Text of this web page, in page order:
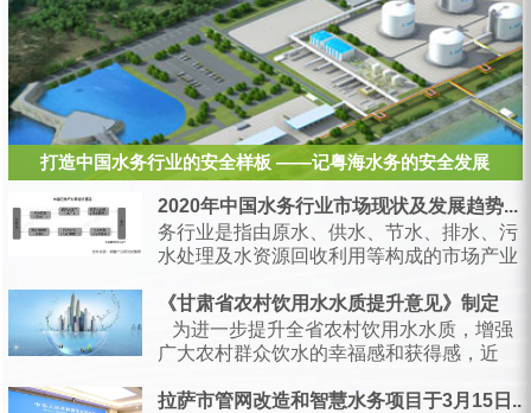
打造中国水务行业的安全样板 ——记粤海水务的安全发展
2020年中国水务行业市场现状及发展趋势...
务行业是指由原水、供水、节水、排水、污
水处理及水资源回收利用等构成的市场产业
生活的...
《甘肃省农村饮用水水质提升意见》制定
为进一步提升全省农村饮用水水质，增强
广大农村群众饮水的幸福感和获得感，近
拉萨市管网改造和智慧水务项目于3月15日...